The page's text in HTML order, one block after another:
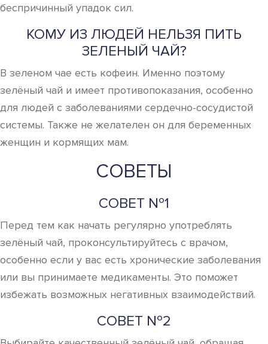
беспричинный упадок сил.
КОМУ ИЗ ЛЮДЕЙ НЕЛЬЗЯ ПИТЬ
ЗЕЛЕНЫЙ ЧАЙ?
В зеленом чае есть кофеин. Именно поэтому
зелёный чай и имеет противопоказания, особенно
для людей с заболеваниями сердечно-сосудистой
системы. Также не желателен он для беременных
женщин и кормящих мам.
СОВЕТЫ
СОВЕТ №1
Перед тем как начать регулярно употреблять
зелёный чай, проконсультируйтесь с врачом,
особенно если у вас есть хронические заболевания
или вы принимаете медикаменты. Это поможет
избежать возможных негативных взаимодействий.
СОВЕТ №2